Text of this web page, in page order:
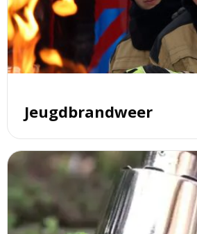
Jeugdbrandweer
Lees
meer
over
Onkruid
wegbranden